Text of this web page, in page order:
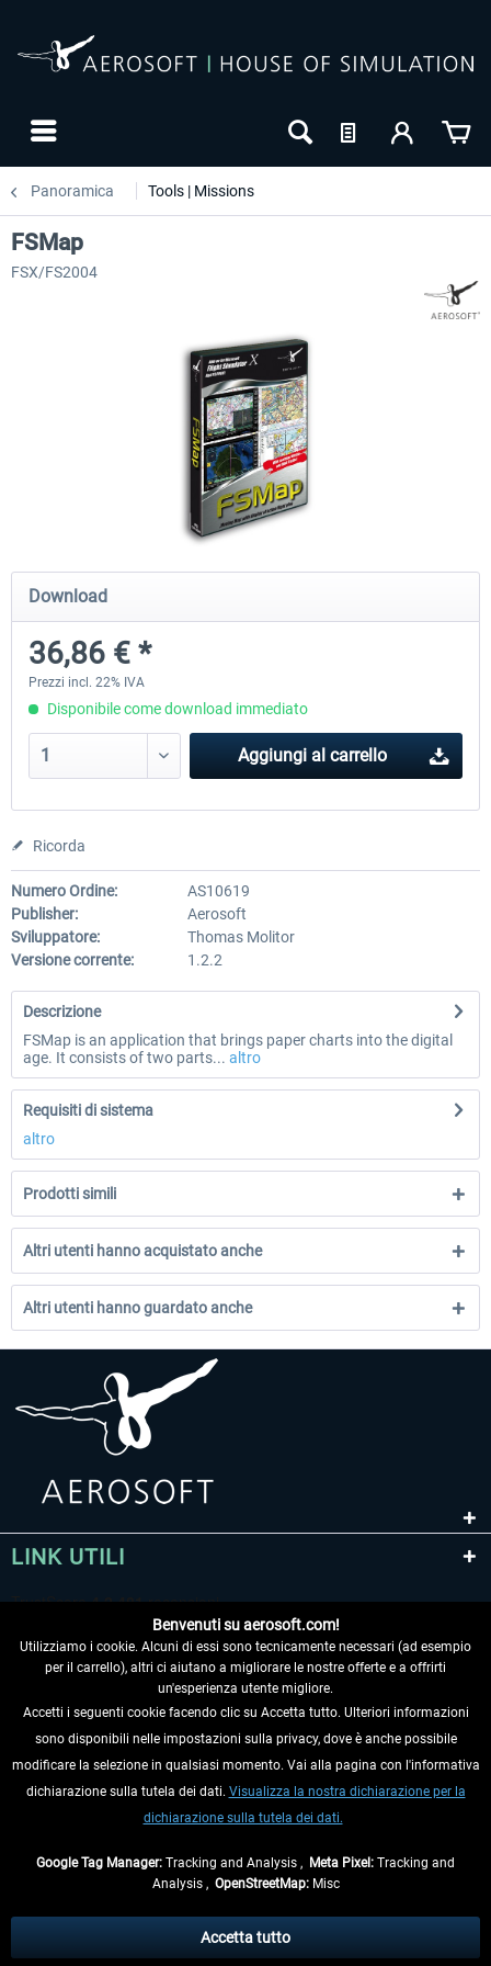
Panoramica Tools | Missions
Ultimate Traffic Live
50,18 € *
FS Global Real
FSMap
FSX/FS2004
Download
36,86 € *
Prezzi incl. 22% IVA
Disponibile come download immediato
Aggiungi al carrello
Ricorda
Numero Ordine:
AS10619
Publisher:
Aerosoft
Sviluppatore:
Thomas Molitor
Versione corrente:
1.2.2
Descrizione
FSMap is an application that brings paper charts into the digital
age. It consists of two parts... altro
Requisiti di sistema
altro
Prodotti simili
Altri utenti hanno acquistato anche
Altri utenti hanno guardato anche
LINK UTILI
RECEDERE DAL CONTRATTO
INFORMAZIONI
eventualmente le spese di spedizione, se non diversamente descritto.
** Riguarda le spedizioni al di fuori della Germania, i tempi di consegna per le
Benvenuti su aerosoft.com!
Utilizziamo i cookie. Alcuni di essi sono tecnicamente necessari (ad esempio
per il carrello), altri ci aiutano a migliorare le nostre offerte e a offrirti
un'esperienza utente migliore.
Accetti i seguenti cookie facendo clic su Accetta tutto. Ulteriori informazioni
sono disponibili nelle impostazioni sulla privacy, dove è anche possibile
modificare la selezione in qualsiasi momento. Vai alla pagina con l'informativa
dichiarazione sulla tutela dei dati. Visualizza la nostra dichiarazione per la
dichiarazione sulla tutela dei dati.
Google Tag Manager: Tracking and Analysis , Meta Pixel: Tracking and
Analysis , OpenStreetMap:Misc
Accetta tutto